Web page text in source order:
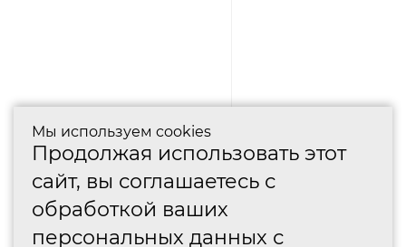
Мы используем cookies
Продолжая использовать этот
сайт, вы соглашаетесь с
обработкой ваших
персональных данных с